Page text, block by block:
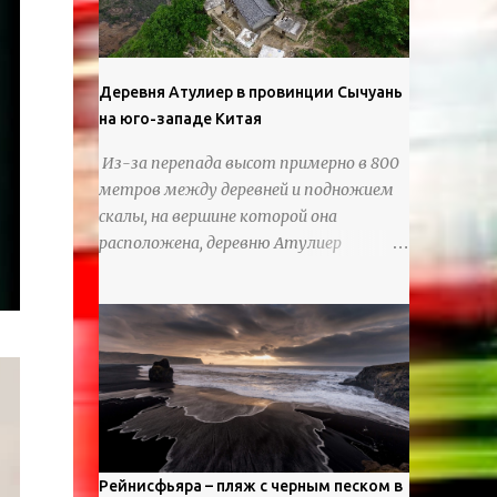
используя ножи и инструменты для
текстурирования, чтобы точно
вылепить каждую деталь. источник
https://calvinnicholls.com/
Деревня Атулиер в провинции Сычуань
на юго-западе Китая
Из-за перепада высот примерно в 800
метров между деревней и подножием
скалы, на вершине которой она
расположена, деревню Атулиер
называют “Деревней утесов”. Это
жители деревни поднимаются и
спускаются на утес.В ноябре 2016 года
плетеные лестницы в деревне Клифф
были заменены стальными лестницами
с защитными перилами, и
передвижение детей и жителей деревни
было улучшено. Подъем от подножия
Рейнисфьяра – пляж с черным песком в